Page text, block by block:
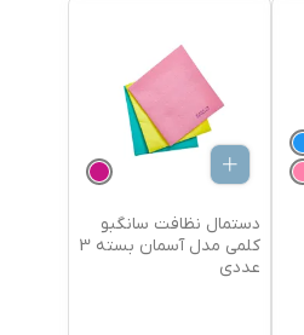
دستمال نظافت سانگبو
کلمی مدل آسمان بسته 3
عددی